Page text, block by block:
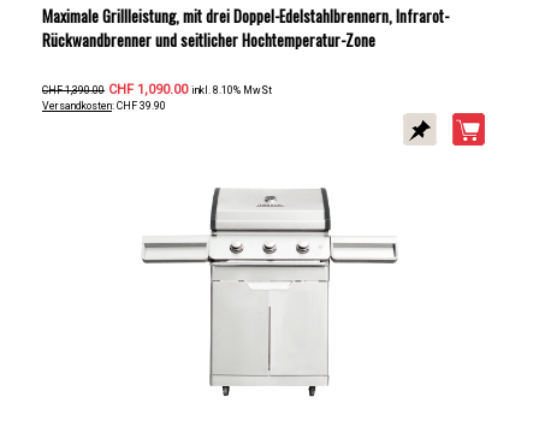
Maximale Grillleistung, mit drei Doppel-Edelstahlbrennern, Infrarot-
Rückwandbrenner und seitlicher Hochtemperatur-Zone
CHF 1,390.00 CHF 1,090.00 inkl. 8.10% MwSt
Versandkosten: CHF 39.90